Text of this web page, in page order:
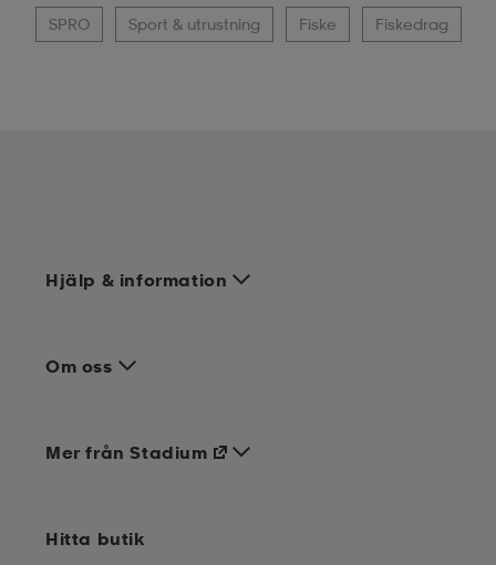
SPRO Sport & utrustning Fiske Fiskedrag
Hjälp & information
Om oss
Mer från Stadium
Hitta butik